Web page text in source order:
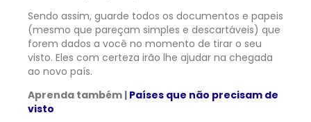
Sendo assim, guarde todos os documentos e papeis
(mesmo que pareçam simples e descartáveis) que
forem dados a você no momento de tirar o seu
visto. Eles com certeza irão lhe ajudar na chegada
ao novo país.
Aprenda também | Países que não precisam de
visto